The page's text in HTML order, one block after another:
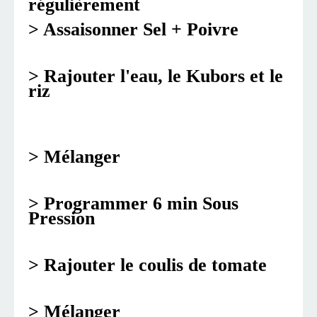
régulièrement
> Assaisonner Sel + Poivre
> Rajouter l'eau, le Kubors et le
riz
> Mélanger
> Programmer 6 min Sous
Pression
> Rajouter le coulis de tomate
> Mélanger